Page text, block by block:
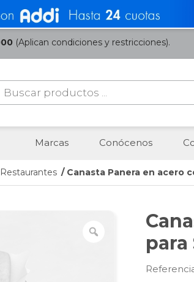
(Aplican condiciones y restricciones).
Marcas Conócenos
/ Canasta Panera en acero
para